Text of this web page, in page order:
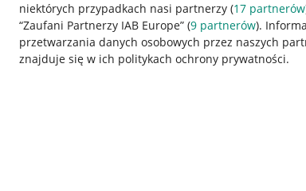
niektórych przypadkach nasi partnerzy (17 partnerów
“Zaufani Partnerzy IAB Europe” (9 partnerów).
przetwarzania danych osobowych przez naszych
znajduje się w ich politykach ochrony prywatności.
Jak to działa
Napisz do nas
Allegro Gadane dla sprzedających